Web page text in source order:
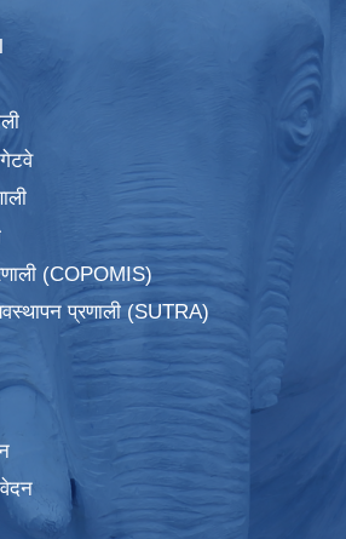
(COPOMIS)
प्रणाली (SUTRA)